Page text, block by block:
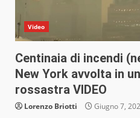
Video
Centinaia di incendi
New York avvolta in
rossastra VIDEO
Lorenzo Briotti Giugno 7,